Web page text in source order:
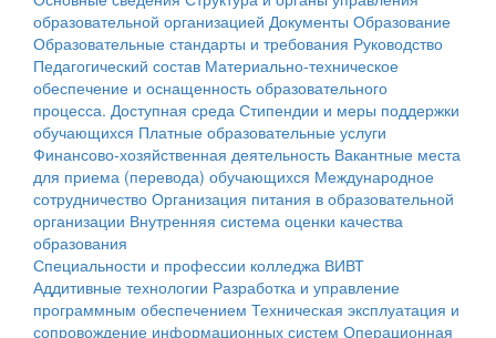
образовательной организацией Документы Образование
Образовательные стандарты и требования Руководство
Педагогический состав Материально-техническое
обеспечение и оснащенность образовательного
процесса. Доступная среда Стипендии и меры поддержки
обучающихся Платные образовательные услуги
Финансово-хозяйственная деятельность Вакантные места
для приема (перевода) обучающихся Международное
сотрудничество Организация питания в образовательной
организации Внутренняя система оценки качества
образования
Специальности и профессии колледжа ВИВТ
Аддитивные технологии Разработка и управление
программным обеспечением Техническая эксплуатация и
сопровождение информационных систем Операционная